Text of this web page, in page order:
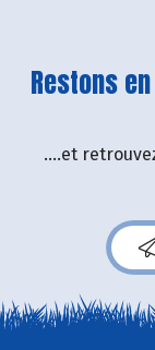
Restons
....et